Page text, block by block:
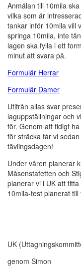
Anmälan till 10mila
vilka som är
tankar inför 10mila vill
springa 10mila, inte
lagen ska fylla i ett
minut att svara på.
Formulär Herrar
Formulär Damer
Utifrån allas svar
laguppställningar och
för. Genom att tidigt
för sträcka får vi
tävlingsdagen!
Under våren planerar
Måsenstafetten och
planerar vi i UK att
10mila-test planerat till
UK
genom Simon